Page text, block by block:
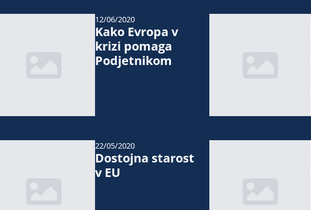
Kako Evropa v
krizi pomaga
Podjetnikom
12/06/2020
Dostojna starost
v EU
22/05/2020